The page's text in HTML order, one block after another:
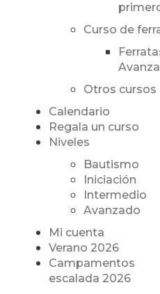
Curso de
Otros cursos
Calendario
Regala un curso
Niveles
Bautismo
Iniciación
Intermedio
Avanzado
Mi cuenta
Verano 2026
Campamentos
escalada 2026